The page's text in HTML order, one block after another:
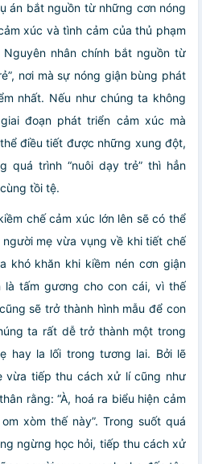
án bắt nguồn từ những cơn nóng
xúc và tình cảm của thủ phạm
nhân chính bắt nguồn từ
nơi mà sự nóng giận bùng phát
nhất. Nếu như chúng ta không
đoạn phát triển cảm xúc mà
điều tiết được những xung đột,
quá trình “nuôi dạy trẻ” thì hẳn
tồi tệ.
chế cảm xúc lớn lên sẽ có thể
mẹ vừa vụng về khi tiết chế
khó khăn khi kiềm nén cơn giận
là tấm gương cho con cái, vì thế
sẽ trở thành hình mẫu để con
ta rất dễ trở thành một trong
hay la lối trong tương lai. Bởi lẽ
vừa tiếp thu cách xử lí cũng như
rằng: “À, hoá ra biểu hiện cảm
xòm thế này”. Trong suốt quá
ngừng học hỏi, tiếp thu cách xử